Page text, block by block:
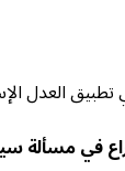
العدل
في مسألة